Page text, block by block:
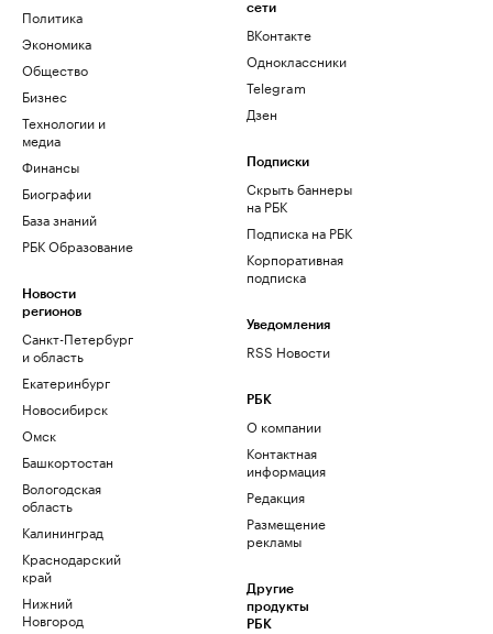
Политика
Экономика
Общество
Бизнес
Технологии и
медиа
Финансы
Биографии
База знаний
РБК Образование
Новости
регионов
Санкт-Петербург
и область
Екатеринбург
Новосибирск
Омск
Башкортостан
Вологодская
область
Калининград
Краснодарский
край
Нижний
Новгород
сети
ВКонтакте
Одноклассники
Telegram
Дзен
Подписки
Скрыть баннеры
на РБК
Подписка на РБК
Корпоративная
подписка
Уведомления
RSS Новости
РБК
О компании
Контактная
информация
Редакция
Размещение
рекламы
Другие
продукты
РБК